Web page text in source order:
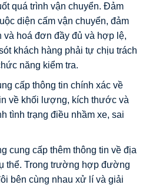
quá trình vận chuyển. Đảm
diện cấm vận chuyển, đảm
và hoá đơn đầy đủ và hợp lệ,
khách hàng phải tự chịu trách
năng kiểm tra.
cấp thông tin chính xác về
về khối lượng, kích thước và
tình trạng điều nhầm xe, sai
cung cấp thêm thông tin về địa
thể. Trong trường hợp đường
bên cùng nhau xử lí và giải